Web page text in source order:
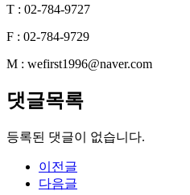
T : 02-784-9727
F : 02-784-9729
M : wefirst1996@naver.com
댓글목록
등록된 댓글이 없습니다.
이전글
다음글